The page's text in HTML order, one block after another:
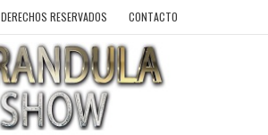
DERECHOS RESERVADOS CONTACTO